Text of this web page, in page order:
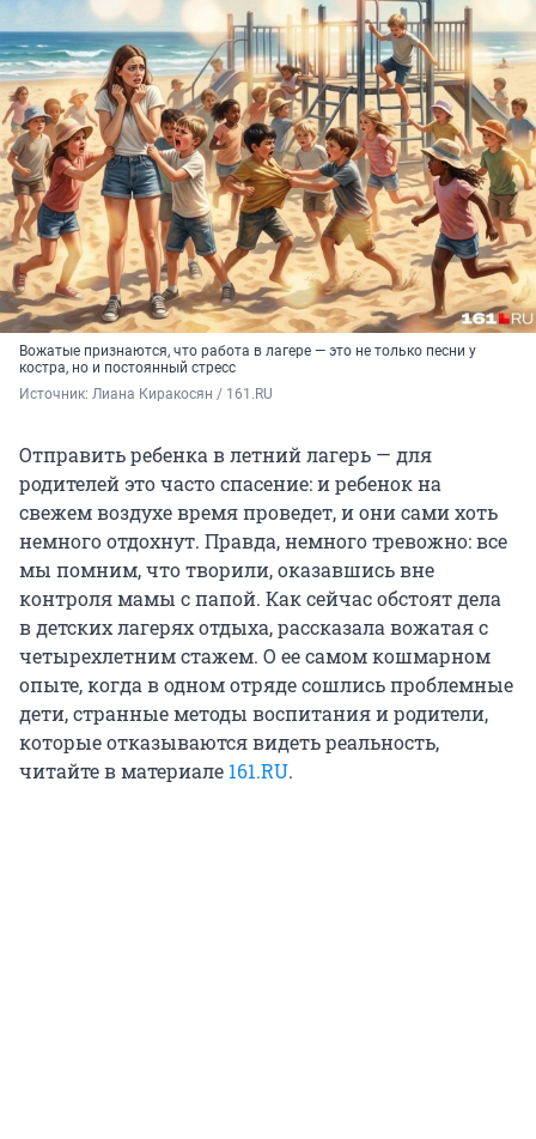
Вожатые признаются, что работа в лагере — это не только песни у
костра, но и постоянный стресс
Источник: Лиана Киракосян / 161.RU
Отправить ребенка в летний лагерь — для
родителей это часто спасение: и ребенок на
свежем воздухе время проведет, и они сами хоть
немного отдохнут. Правда, немного тревожно: все
мы помним, что творили, оказавшись вне
контроля мамы с папой. Как сейчас обстоят дела
в детских лагерях отдыха, рассказала вожатая с
четырехлетним стажем. О ее самом кошмарном
опыте, когда в одном отряде сошлись проблемные
дети, странные методы воспитания и родители,
которые отказываются видеть реальность,
читайте в материале 161.RU.